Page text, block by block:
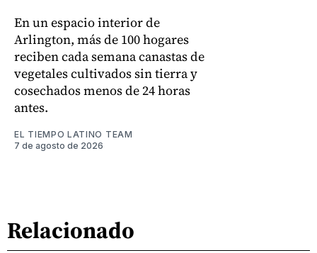
En un espacio interior de
Arlington, más de 100 hogares
reciben cada semana canastas de
vegetales cultivados sin tierra y
cosechados menos de 24 horas
antes.
EL TIEMPO LATINO TEAM
7 de agosto de 2026
Relacionado